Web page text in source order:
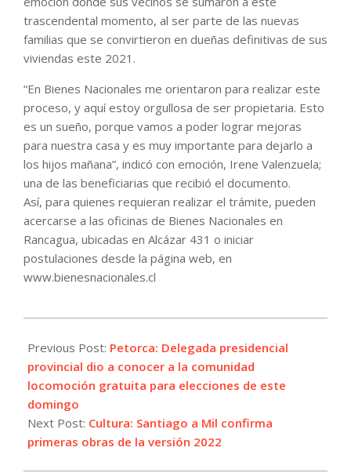
trascendental momento, al ser parte de las nuevas
familias que se convirtieron en dueñas definitivas de sus
viviendas este 2021.
“En Bienes Nacionales me orientaron para realizar este
proceso, y aquí estoy orgullosa de ser propietaria. Esto
es un sueño, porque vamos a poder lograr mejoras
para nuestra casa y es muy importante para dejarlo a
los hijos mañana”, indicó con emoción, Irene Valenzuela;
una de las beneficiarias que recibió el documento.
Así, para quienes requieran realizar el trámite, pueden
acercarse a las oficinas de Bienes Nacionales en
Rancagua, ubicadas en Alcázar 431 o iniciar
postulaciones desde la página web, en
www.bienesnacionales.cl
11-
18
Previous Post: Petorca: Delegada presidencial
provincial dio a conocer a la comunidad
locomoción gratuita para elecciones de este
domingo
Next Post: Cultura: Santiago a Mil confirma
primeras obras de la versión 2022